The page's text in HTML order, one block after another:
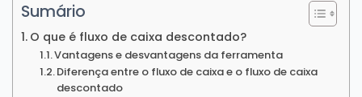
Sumário
O que é fluxo de caixa descontado?
Vantagens e desvantagens da ferramenta
Diferença entre o fluxo de caixa e o fluxo de caixa
descontado